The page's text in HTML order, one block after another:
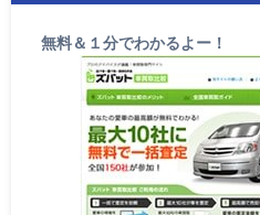
無料＆１分でわかるよー！